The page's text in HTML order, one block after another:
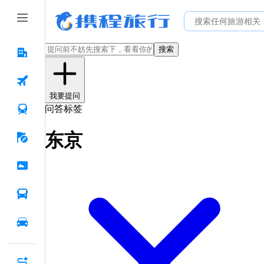
搜索
我要提问
问答标签
东京